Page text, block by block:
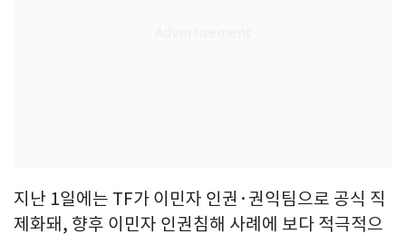
지난 1일에는 TF가 이민자 인권·권익팀으로 공식 직
제화돼, 향후 이민자 인권침해 사례에 보다 적극적으